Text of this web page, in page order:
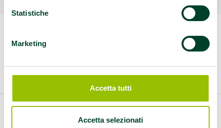
Statistiche
Marketing
Accetta tutti
Accetta selezionati
Questo contenuto è archiviato sotto: